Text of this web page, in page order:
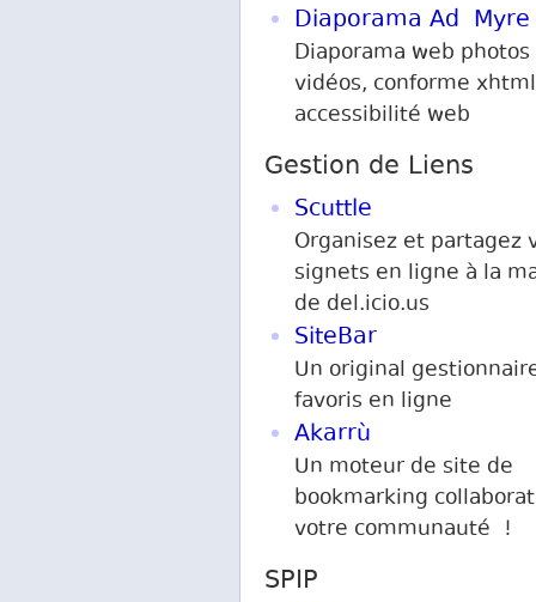
Diaporama Ad Myre
Diaporama web
vidéos, conforme
accessibilité web
Gestion de Liens
Scuttle
Organisez et partagez
signets en ligne à la
de del.icio.us
SiteBar
Un original
favoris en ligne
Akarrù
Un moteur de site de
bookmarking
votre communauté !
SPIP